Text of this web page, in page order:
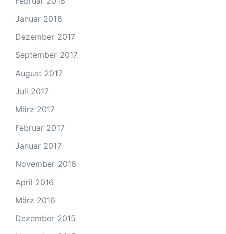
Januar 2018
Dezember 2017
September 2017
August 2017
Juli 2017
März 2017
Februar 2017
Januar 2017
November 2016
April 2016
März 2016
Dezember 2015